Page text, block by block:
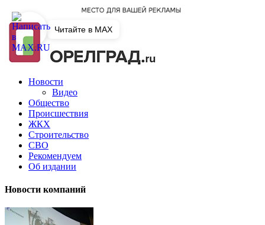
Новости
Видео
Общество
Происшествия
ЖКХ
Строительство
СВО
Рекомендуем
Об издании
Новости компаний
Читайте в MAX